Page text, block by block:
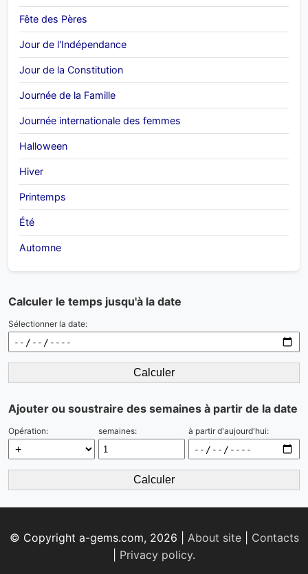
Fête des Pères
Jour de l'Indépendance
Jour de la Constitution
Journée de la Famille
Journée internationale des femmes
Halloween
Hiver
Printemps
Été
Automne
Calculer le temps jusqu'à la date
Sélectionner la date:
Calculer
Ajouter ou soustraire des semaines à partir de la date
Opération: semaines: à partir d'aujourd'hui:
Calculer
© Copyright a-gems.com, 2026 | About site| Contacts
Privacy policy.